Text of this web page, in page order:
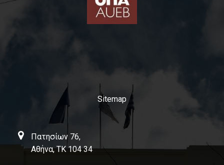
Sitemap
Πατησίων 76,
Αθήνα, ΤΚ 104 34